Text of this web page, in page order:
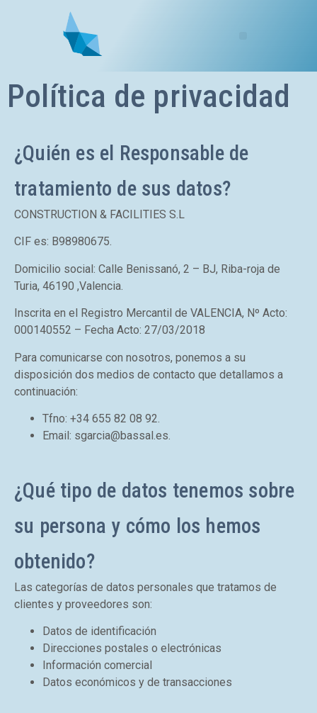
Política de privacidad
¿Quién es el Responsable de
tratamiento de sus datos?
CONSTRUCTION & FACILITIES S.L
CIF es: B98980675.
Domicilio social: Calle Benissanó, 2 – BJ, Riba-roja de
Turia, 46190 ,Valencia.
Inscrita en el Registro Mercantil de VALENCIA, Nº Acto:
000140552 – Fecha Acto: 27/03/2018
Para comunicarse con nosotros, ponemos a su
disposición dos medios de contacto que detallamos a
continuación:
Tfno: +34 655 82 08 92.
Email: sgarcia@bassal.es.
¿Qué tipo de datos tenemos sobre
su persona y cómo los hemos
obtenido?
Las categorías de datos personales que tratamos de
clientes y proveedores son:
Datos de identificación
Direcciones postales o electrónicas
Información comercial
Datos económicos y de transacciones